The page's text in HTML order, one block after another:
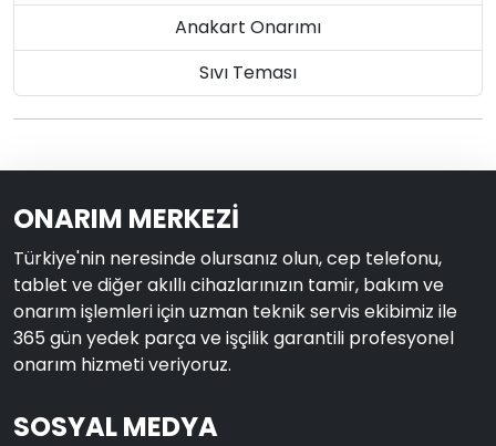
Anakart Onarımı
Sıvı Teması
ONARIM MERKEZİ
Türkiye'nin neresinde olursanız olun, cep telefonu,
tablet ve diğer akıllı cihazlarınızın tamir, bakım ve
onarım işlemleri için uzman teknik servis ekibimiz ile
365 gün yedek parça ve işçilik garantili profesyonel
onarım hizmeti veriyoruz.
SOSYAL MEDYA